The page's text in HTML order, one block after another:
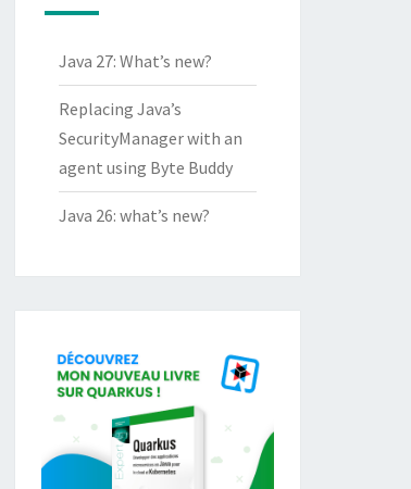
Java 27: What’s new?
Replacing Java’s
SecurityManager with an
agent using Byte Buddy
Java 26: what’s new?